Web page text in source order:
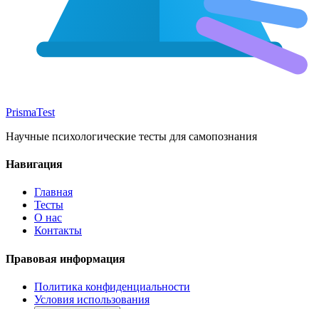
PrismaTest
Научные психологические тесты для самопознания
Навигация
Главная
Тесты
О нас
Контакты
Правовая информация
Политика конфиденциальности
Условия использования